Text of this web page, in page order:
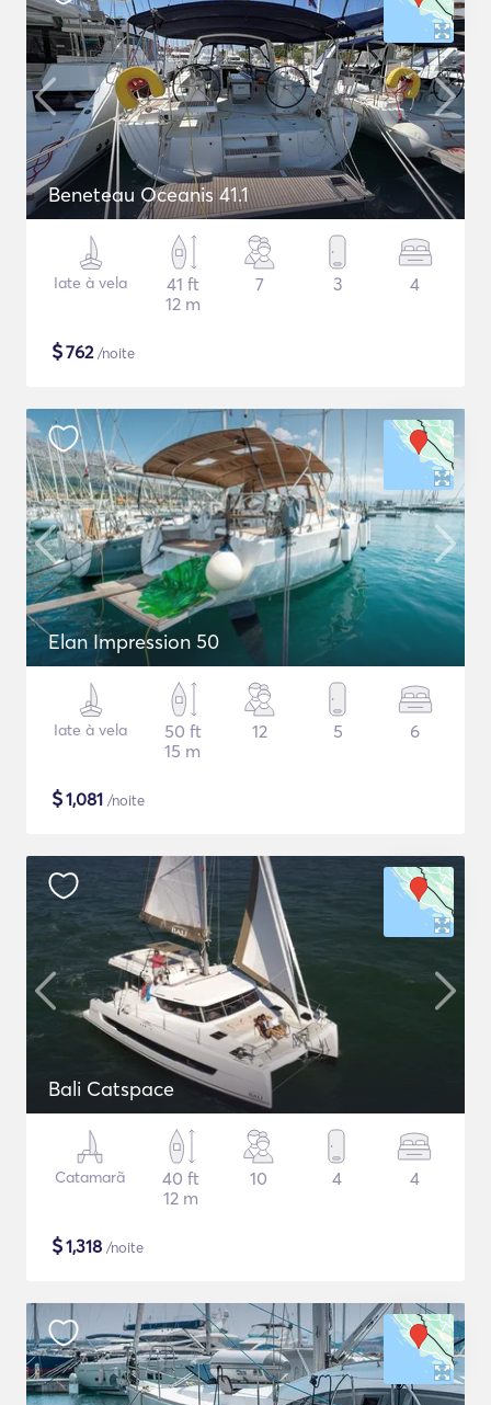
Beneteau Oceanis 41.1
Iate à vela
41 ft
12 m
7 3 4
$762/noite
Elan Impression 50
Iate à vela
50 ft
15 m
12 5 6
$1,081 /noite
Bali Catspace
Catamarã
40 ft
12 m
10 4 4
$1,318 /noite